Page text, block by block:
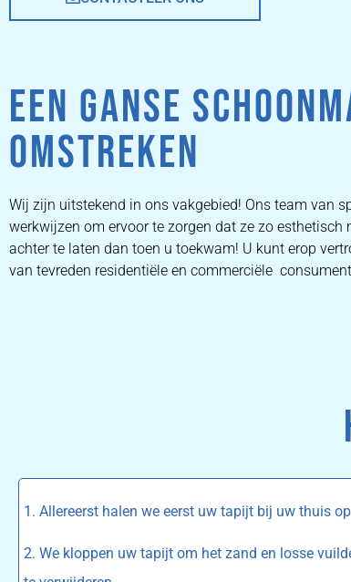
ZETEL REINIGEN DOOR
PRIJZEN
EEN GANSE
OMSTREKEN
Wij zijn uitstekend in ons vakgebied! Ons team van
werkwijzen om ervoor te zorgen dat ze zo
achter te laten dan toen u toekwam! U kunt erop
van tevreden residentiële en commerciële
1. Allereerst halen we eerst uw tapijt bij uw thuis
2. We kloppen uw tapijt om het zand en losse